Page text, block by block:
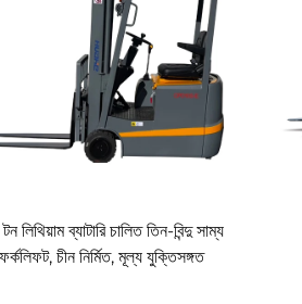
লিথিয়াম ব্যাটারি চালিত তিন-বিন্দু সাম্য
ফর্কলিফট, চীন নির্মিত, মূল্য যুক্তিসঙ্গত